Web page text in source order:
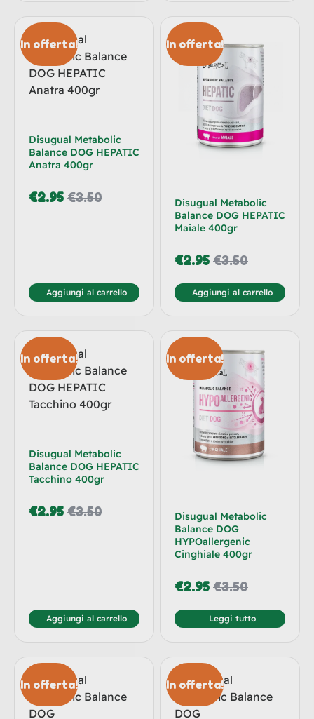
In offerta!
Disugual Metabolic
Balance DOG HEPATIC
Anatra 400gr
€3.50
€2.95
Aggiungi al carrello
In offerta!
Disugual Metabolic
Balance DOG HEPATIC
Maiale 400gr
€3.50
€2.95
Aggiungi al carrello
In offerta!
Disugual Metabolic
Balance DOG HEPATIC
Tacchino 400gr
€3.50
€2.95
Aggiungi al carrello
In offerta!
Disugual Metabolic
Balance DOG
HYPOallergenic
Cinghiale 400gr
€3.50
€2.95
Leggi tutto
In offerta! In offerta!